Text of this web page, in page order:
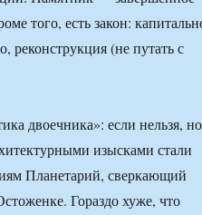
того, есть закон:
реконструкция (не путать с
двоечника»: если нельзя, но
изысками стали
Планетарий, сверкающий
Гораздо хуже, что